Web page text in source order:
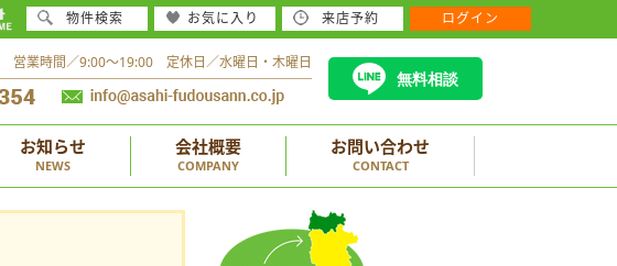
営業時間／9:00～19:00 定休日／水曜日・木曜日
無料相談
お知らせ
NEWS
会社概要
COMPANY
お問い合わせ
CONTACT
物件検索 お気に入り 来店予約 ログイン